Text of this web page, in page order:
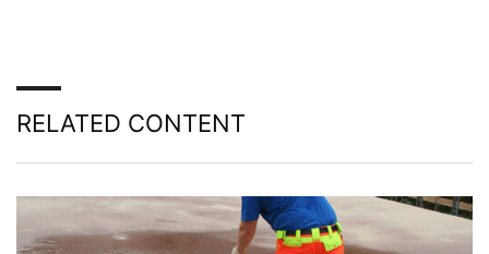
RELATED CONTENT